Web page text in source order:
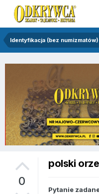
Identyfikacja (bez numizmatów)
0
polski
Pytanie